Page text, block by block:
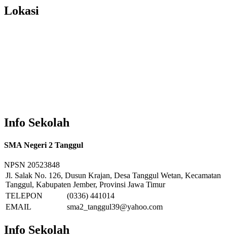
Lokasi
Info Sekolah
SMA Negeri 2 Tanggul
NPSN 20523848
Jl. Salak No. 126, Dusun Krajan, Desa Tanggul Wetan, Kecamatan
Tanggul, Kabupaten Jember, Provinsi Jawa Timur
TELEPON
(0336) 441014
EMAIL
sma2_tanggul39@yahoo.com
Info Sekolah